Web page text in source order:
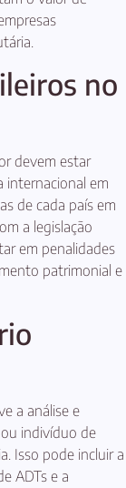
no
devem estar
internacional em
de cada país em
a legislação
em penalidades
patrimonial e
a análise e
indivíduo de
Isso pode incluir a
ADTs e a